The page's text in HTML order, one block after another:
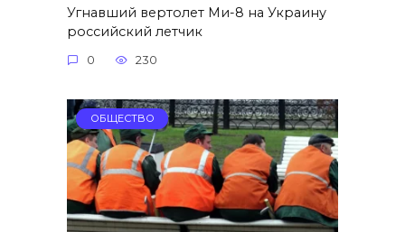
Угнавший вертолет Ми-8 на Украину
российский летчик
0 230
ОБЩЕСТВО